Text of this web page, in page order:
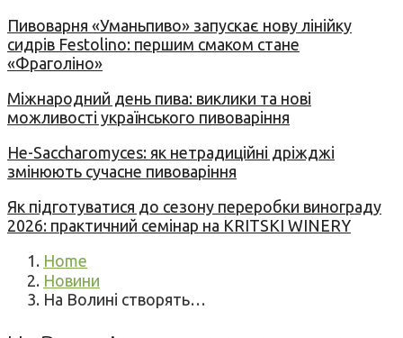
Пивоварня «Уманьпиво» запускає нову лінійку
сидрів Festolino: першим смаком стане
«Фраголіно»
Міжнародний день пива: виклики та нові
можливості українського пивоваріння
Не-Saccharomyces: як нетрадиційні дріжджі
змінюють сучасне пивоваріння
Як підготуватися до сезону переробки винограду
2026: практичний семінар на KRITSKI WINERY
Home
Новини
На Волині створять…